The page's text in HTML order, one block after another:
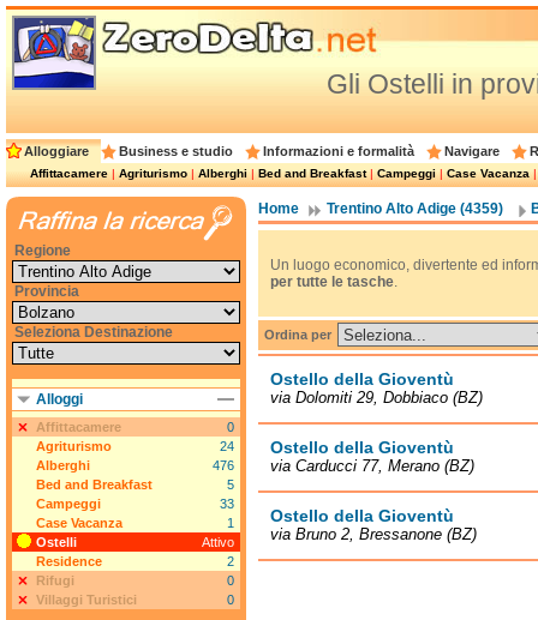
Gli Ostelli in
Alloggiare Business e studio Informazioni e formalità Navigare
Affittacamere|Agriturismo|Alberghi|Bed and Breakfast|Campeggi|Case Vacanza
Home Trentino Alto Adige (4359)
Un luogo economico, divertente ed
per tutte le tasche.
Ordina per
Ostello della Gioventù
via Dolomiti 29, Dobbiaco (BZ)
Ostello della Gioventù
via Carducci 77, Merano (BZ)
Ostello della Gioventù
via Bruno 2, Bressanone (BZ)
Regione
Provincia
Seleziona Destinazione
Alloggi
Affittacamere
0
Agriturismo
24
Alberghi
476
Bed and Breakfast
5
Campeggi
33
Case Vacanza
1
Ostelli
Attivo
Residence
2
Rifugi
0
Villaggi Turistici
0